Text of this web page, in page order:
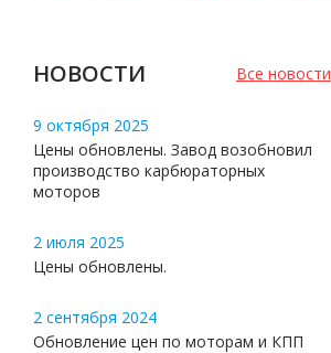
Все новости
НОВОСТИ
9 октября 2025
Цены обновлены. Завод возобновил
производство карбюраторных
моторов
2 июля 2025
Цены обновлены.
2 сентября 2024
Обновление цен по моторам и КПП